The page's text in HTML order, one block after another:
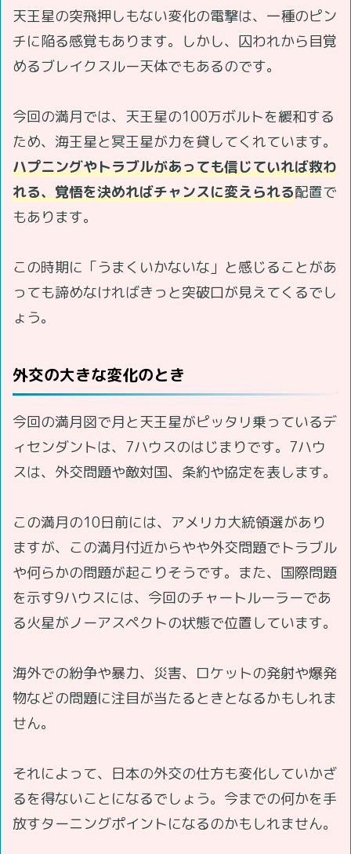
天王星の突飛押しもない変化の電撃は、一種のピン
チに陥る感覚もあります。しかし、囚われから目覚
めるブレイクスルー天体でもあるのです。
今回の満月では、天王星の100万ボルトを緩和する
ため、海王星と冥王星が力を貸してくれています。
ハプニングやトラブルがあっても信じていれば救わ
れる、覚悟を決めればチャンスに変えられる配置で
もあります。
この時期に「うまくいかないな」と感じることがあ
っても諦めなければきっと突破口が見えてくるでし
ょう。
外交の大きな変化のとき
今回の満月図で月と天王星がピッタリ乗っているデ
ィセンダントは、7ハウスのはじまりです。7ハウ
スは、外交問題や敵対国、条約や協定を表します。
この満月の10日前には、アメリカ大統領選があり
ますが、この満月付近からやや外交問題でトラブル
や何らかの問題が起こりそうです。また、国際問題
を示す9ハウスには、今回のチャートルーラーであ
る火星がノーアスペクトの状態で位置しています。
海外での紛争や暴力、災害、ロケットの発射や爆発
物などの問題に注目が当たるときとなるかもしれま
せん。
それによって、日本の外交の仕方も変化していかざ
るを得ないことになるでしょう。今までの何かを手
放すターニングポイントになるのかもしれません。